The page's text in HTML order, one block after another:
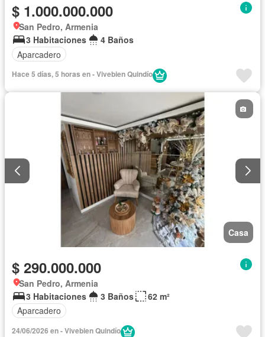
$ 1.000.000.000
San Pedro, Armenia
3 Habitaciones
4 Baños
Aparcadero
Hace 5 días, 5 horas en - Vivebien Quindío
Casa
$ 290.000.000
San Pedro, Armenia
3 Habitaciones
3 Baños
62 m²
Aparcadero
24/06/2026 en - Vivebien Quindío